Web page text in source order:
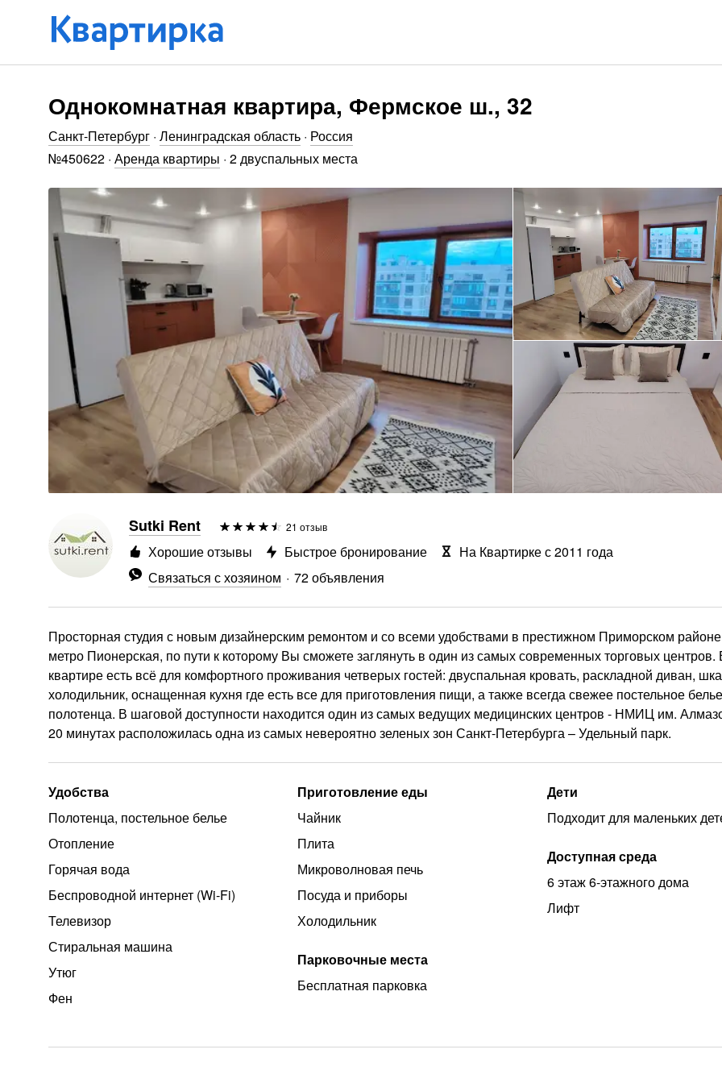
Однокомнатная квартира, Фермское ш., 32
Санкт-Петербург · Ленинградская область · Россия
№450622 · Аренда квартиры · 2 двуспальных места
Sutki Rent 21 отзыв
Связаться с хозяином 72 объявления
Хорошие отзывы Быстрое бронирование На Квартирке с 2011 года
Просторная студия с новым дизайнерским ремонтом и со всеми удобствами в престижном Приморском
метро Пионерская, по пути к которому Вы сможете заглянуть в один из самых современных торговых
квартире есть всё для комфортного проживания четверых гостей: двуспальная кровать, раскладной диван,
холодильник, оснащенная кухня где есть все для приготовления пищи, а также всегда свежее постельное
полотенца. В шаговой доступности находится один из самых ведущих медицинских центров - НМИЦ им.
20 минутах расположилась одна из самых невероятно зеленых зон Санкт-Петербурга – Удельный парк.
Удобства
Полотенца, постельное белье
Отопление
Горячая вода
Беспроводной интернет (Wi‑Fi)
Телевизор
Стиральная машина
Утюг
Фен
Приготовление еды
Чайник
Плита
Микроволновая печь
Посуда и приборы
Холодильник
Парковочные места
Бесплатная парковка
Дети
Подходит для маленьких
Доступная среда
6 этаж 6-этажного дома
Лифт